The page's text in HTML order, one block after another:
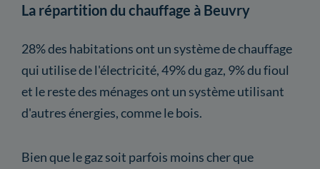
La répartition du chauffage à Beuvry
28% des habitations ont un système de chauffage
qui utilise de l'électricité, 49% du gaz, 9% du fioul
et le reste des ménages ont un système utilisant
d'autres énergies, comme le bois.
Bien que le gaz soit parfois moins cher que